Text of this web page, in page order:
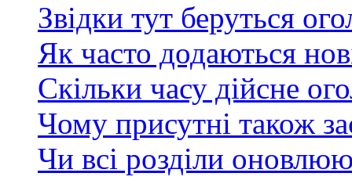
Звідки тут беруться
Як часто додаються
Скільки часу дійсне
Чому присутні також
Чи всі розділи